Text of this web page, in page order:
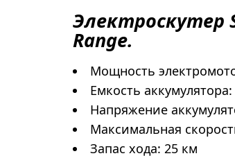
Электроскутер
Range.
Мощность
Емкость
Напряжение
Максимальная
Запас хода: 25 км